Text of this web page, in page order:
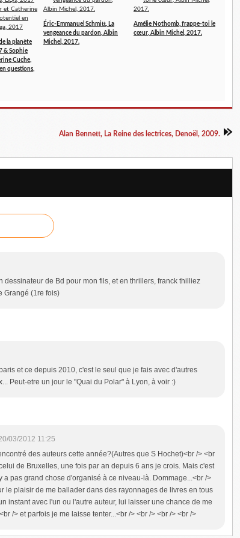
la planète
& Sophie
Cuche,
questions,
Éric-Emmanuel Schmitt, La
vengeance du pardon, Albin
Michel, 2017.
Amélie Nothomb, frappe-toi le
cœur, Albin Michel, 2017.
Alan Bennett, La Reine des lectrices, Denoël, 2009.
dessinateur de Bd pour mon fils, et en thrillers, franck thilliez
Grangé (1re fois)
et ce depuis 2010, c'est le seul que je fais avec d'autres
Peut-etre un jour le "Quai du Polar" à Lyon, à voir :)
03/2012 11:25
des auteurs cette année?(Autres que S Hochet)<br /> <br
de Bruxelles, une fois par an depuis 6 ans je crois. Mais c'est
a pas grand chose d'organisé à ce niveau-là. Dommage...<br />
le plaisir de me ballader dans des rayonnages de livres en tous
instant avec l'un ou l'autre auteur, lui laisser une chance de me
/> et parfois je me laisse tenter...<br /> <br /> <br /> <br />